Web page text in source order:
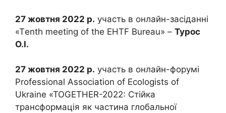
27 жовтня 2022 р. участь в онлайн-засіданні
«Тenth meeting of the EHTF Bureau» – Турос
О.І.
27 жовтня 2022 р. участь в онлайн-форумі
Professional Association of Ecologists of
Ukraine «TOGETHER-2022: Стійка
трансформація як частина глобальної